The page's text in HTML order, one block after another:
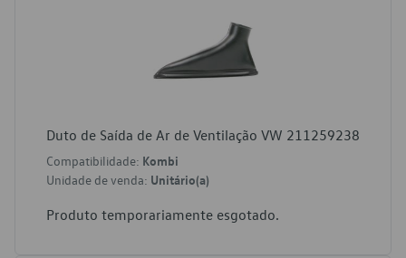
Duto de Saída de Ar de Ventilação VW 211259238
Compatibilidade: Kombi
Unidade de venda: Unitário(a)
Produto temporariamente esgotado.